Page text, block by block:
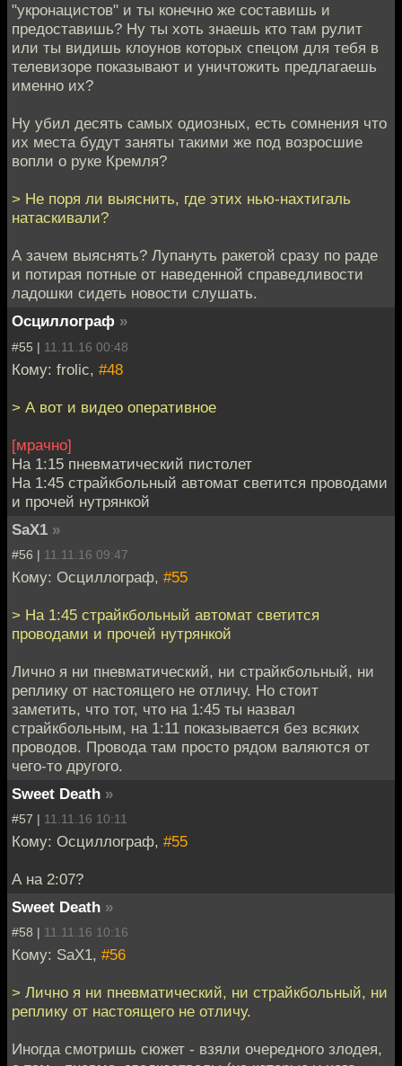
"укронацистов" и ты конечно же составишь и
предоставишь? Ну ты хоть знаешь кто там рулит
или ты видишь клоунов которых спецом для тебя в
телевизоре показывают и уничтожить предлагаешь
именно их?
Ну убил десять самых одиозных, есть сомнения что
их места будут заняты такими же под возросшие
вопли о руке Кремля?
> Не поря ли выяснить, где этих нью-нахтигаль
натаскивали?
А зачем выяснять? Лупануть ракетой сразу по раде
и потирая потные от наведенной справедливости
ладошки сидеть новости слушать.
Осциллограф »
#55 | 11.11.16 00:48
Кому: frolic, #48
> А вот и видео оперативное
[мрачно]
На 1:15 пневматический пистолет
На 1:45 страйкбольный автомат светится проводами
и прочей нутрянкой
SaX1 »
#56 | 11.11.16 09:47
Кому: Осциллограф, #55
> На 1:45 страйкбольный автомат светится
проводами и прочей нутрянкой
Лично я ни пневматический, ни страйкбольный, ни
реплику от настоящего не отличу. Но стоит
заметить, что тот, что на 1:45 ты назвал
страйкбольным, на 1:11 показывается без всяких
проводов. Провода там просто рядом валяются от
чего-то другого.
Sweet Death »
#57 | 11.11.16 10:11
Кому: Осциллограф, #55
А на 2:07?
Sweet Death »
#58 | 11.11.16 10:16
Кому: SaX1, #56
> Лично я ни пневматический, ни страйкбольный, ни
реплику от настоящего не отличу.
Иногда смотришь сюжет - взяли очередного злодея,